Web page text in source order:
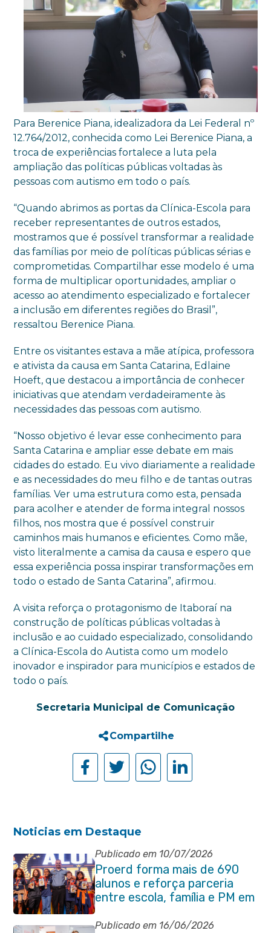
Para Berenice Piana, idealizadora da Lei Federal nº
12.764/2012, conhecida como Lei Berenice Piana, a
troca de experiências fortalece a luta pela
ampliação das políticas públicas voltadas às
pessoas com autismo em todo o país.
“Quando abrimos as portas da Clínica-Escola para
receber representantes de outros estados,
mostramos que é possível transformar a realidade
das famílias por meio de políticas públicas sérias e
comprometidas. Compartilhar esse modelo é uma
forma de multiplicar oportunidades, ampliar o
acesso ao atendimento especializado e fortalecer
a inclusão em diferentes regiões do Brasil”,
ressaltou Berenice Piana.
Entre os visitantes estava a mãe atípica, professora
e ativista da causa em Santa Catarina, Edlaine
Hoeft, que destacou a importância de conhecer
iniciativas que atendam verdadeiramente às
necessidades das pessoas com autismo.
“Nosso objetivo é levar esse conhecimento para
Santa Catarina e ampliar esse debate em mais
cidades do estado. Eu vivo diariamente a realidade
e as necessidades do meu filho e de tantas outras
famílias. Ver uma estrutura como esta, pensada
para acolher e atender de forma integral nossos
filhos, nos mostra que é possível construir
caminhos mais humanos e eficientes. Como mãe,
visto literalmente a camisa da causa e espero que
essa experiência possa inspirar transformações em
todo o estado de Santa Catarina”, afirmou.
A visita reforça o protagonismo de Itaboraí na
construção de políticas públicas voltadas à
inclusão e ao cuidado especializado, consolidando
a Clínica-Escola do Autista como um modelo
inovador e inspirador para municípios e estados de
todo o país.
Secretaria Municipal de Comunicação
Compartilhe
Noticias em Destaque
Publicado em 10/07/2026
Proerd forma mais de 690
alunos e reforça parceria
entre escola, família e PM em
Itaboraí
Publicado em 16/06/2026